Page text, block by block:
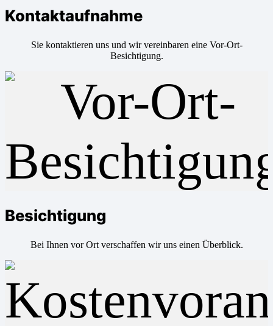
Kontaktaufnahme
Sie kontaktieren uns und wir vereinbaren eine Vor-Ort-
Besichtigung.
Besichtigung
Bei Ihnen vor Ort verschaffen wir uns einen Überblick.